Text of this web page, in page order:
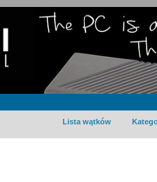
Lista wątków